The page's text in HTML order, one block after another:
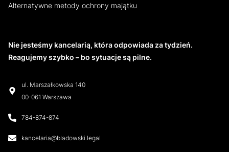
Nie jesteśmy kancelarią, która odpowiada za tydzień.
Reagujemy szybko – bo sytuacje są pilne.
ul. Marszałkowska 140
00-061 Warszawa
784-874-874
kancelaria@bladowski.legal
Alternatywne metody ochrony majątku